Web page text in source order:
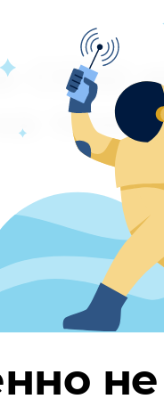
СОШ
и
«Стоп СПИД» охват: